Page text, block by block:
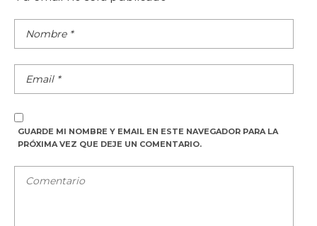
GUARDE MI NOMBRE Y EMAIL EN ESTE NAVEGADOR PARA LA
PRÓXIMA VEZ QUE DEJE UN COMENTARIO.